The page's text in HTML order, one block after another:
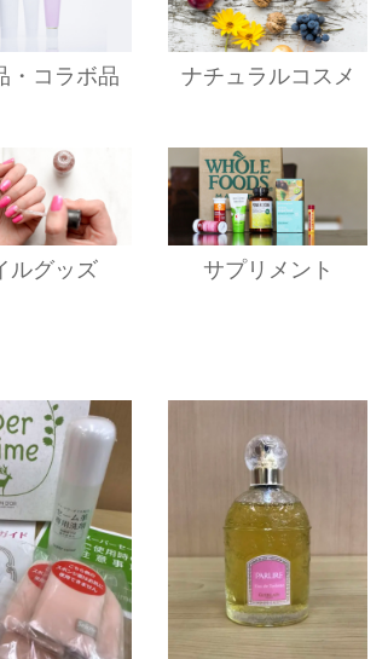
・コラボ品 ナチュラルコスメ
ルグッズ サプリメント